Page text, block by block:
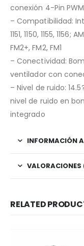
conexión 4-Pin PWM
– Compatibilidad:
1151, 1150, 1155,
FM2+, FM2, FM1
– Conectividad:
ventilador con
– Nivel de ruido:
nivel de ruido en
integrado
INFORMACIÓN
RELATED